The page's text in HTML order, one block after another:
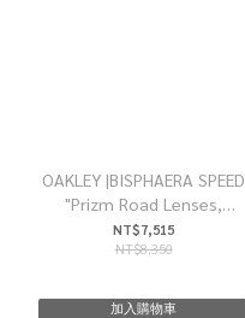
OAKLEY |BISPHAERA SPEED
"Prizm Road Lenses,
Sandstorm Frame"
NT$7,515
NT$8,350
加入購物車